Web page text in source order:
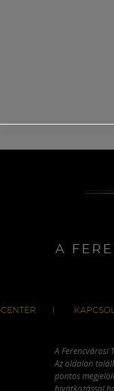
A
A Ferencvárosi
Az oldalon
pontos
hivatkozással